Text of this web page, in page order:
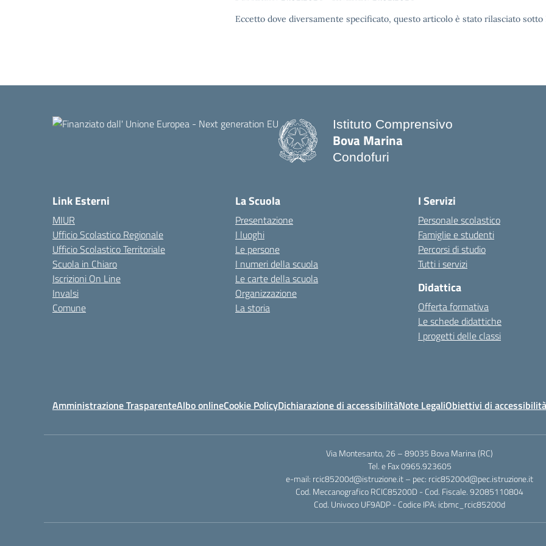
Eccetto dove diversamente specificato, questo articolo è stato rilasciato
Istituto Comprensivo
Bova Marina
Condofuri
Link Esterni
MIUR
Ufficio Scolastico Regionale
Ufficio Scolastico Territoriale
Scuola in Chiaro
Iscrizioni On Line
Invalsi
Comune
La Scuola
Presentazione
I luoghi
Le persone
I numeri della scuola
Le carte della scuola
Organizzazione
La storia
I Servizi
Personale scolastico
Famiglie e studenti
Percorsi di studio
Tutti i servizi
Didattica
Offerta formativa
Le schede didattiche
I progetti delle classi
Amministrazione TrasparenteAlbo onlineCookie PolicyDichiarazione di accessibilitàNote LegaliObiettivi di accessibilità
Via Montesanto, 26 – 89035 Bova Marina (RC)
Tel. e Fax 0965.923605
e-mail: rcic85200d@istruzione.it – pec: rcic85200d@pec.istruzione.it
Cod. Meccanografico RCIC85200D - Cod. Fiscale. 92085110804
Cod. Univoco UF9ADP - Codice IPA: icbmc_rcic85200d